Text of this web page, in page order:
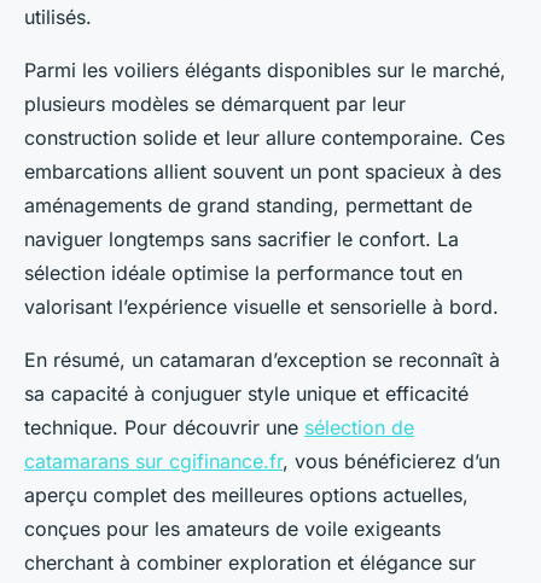
utilisés.
Parmi les voiliers élégants disponibles sur le marché,
plusieurs modèles se démarquent par leur
construction solide et leur allure contemporaine. Ces
embarcations allient souvent un pont spacieux à des
aménagements de grand standing, permettant de
naviguer longtemps sans sacrifier le confort. La
sélection idéale optimise la performance tout en
valorisant l’expérience visuelle et sensorielle à bord.
En résumé, un catamaran d’exception se reconnaît à
sa capacité à conjuguer style unique et efficacité
technique. Pour découvrir une sélection de
catamarans sur cgifinance.fr, vous bénéficierez d’un
aperçu complet des meilleures options actuelles,
conçues pour les amateurs de voile exigeants
cherchant à combiner exploration et élégance sur